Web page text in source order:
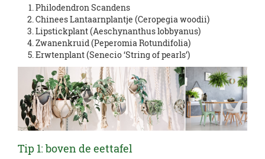
Philodendron Scandens
Chinees Lantaarnplantje (Ceropegia woodii)
Lipstickplant (Aeschynanthus lobbyanus)
Zwanenkruid (Peperomia Rotundifolia)
Erwtenplant (Senecio ‘String of pearls’)
Tip 1: boven de eettafel